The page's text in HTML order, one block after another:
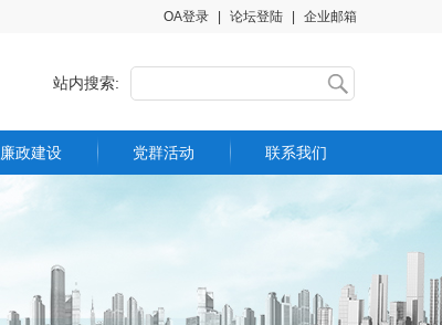
OA登录 论坛登陆 企业邮箱
站内搜索:
廉政建设 党群活动 联系我们
举报渠道